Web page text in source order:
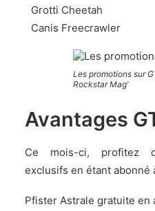
Grotti Cheetah
Canis Freecrawler
Les promotions sur
Rockstar Mag’
Avantages
Ce mois-ci, profitez
exclusifs en étant abonné
Pfister Astrale gratuite en